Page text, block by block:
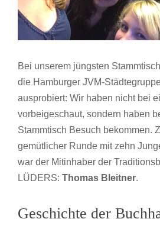
Bei unserem jüngsten
die Hamburger JVM-
ausprobiert: Wir haben nicht bei
vorbeigeschaut, sondern haben
Stammtisch Besuch bekommen.
gemütlicher Runde mit zehn
war der Mitinhaber der
LÜDERS: Thomas Bleitner.
Geschichte der